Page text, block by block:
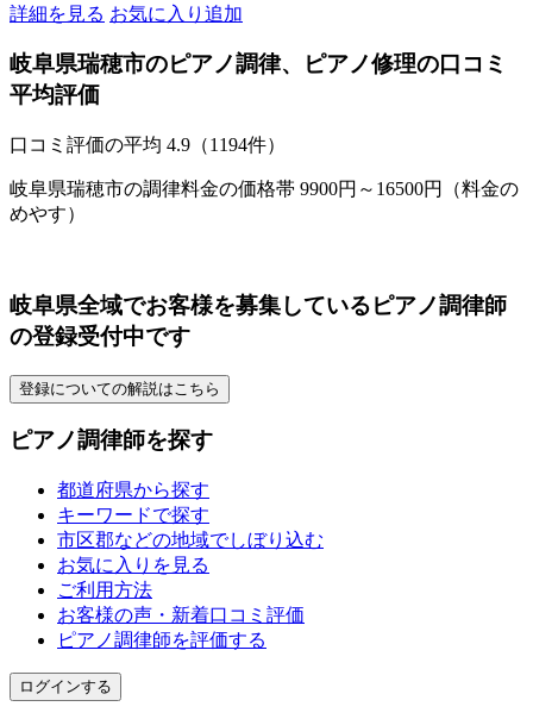
詳細を見る お気に入り追加
岐阜県瑞穂市のピアノ調律、ピアノ修理の口コミ
平均評価
口コミ評価の平均 4.9（1194件）
岐阜県瑞穂市の調律料金の価格帯 9900円～16500円（料金の
めやす）
岐阜県全域でお客様を募集しているピアノ調律師
の登録受付中です
登録についての解説はこちら
ピアノ調律師を探す
都道府県から探す
キーワードで探す
市区郡などの地域でしぼり込む
お気に入りを見る
ご利用方法
お客様の声・新着口コミ評価
ピアノ調律師を評価する
ログインする